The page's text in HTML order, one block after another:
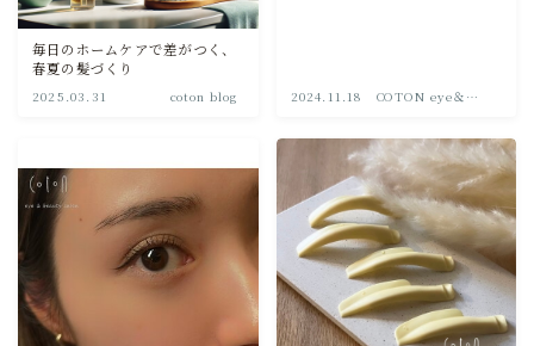
取り扱い製品について
毎日のホームケアで差がつく、
春夏の髪づくり
2025.03.31 coton blog 2024.11.18
COTON eye＆